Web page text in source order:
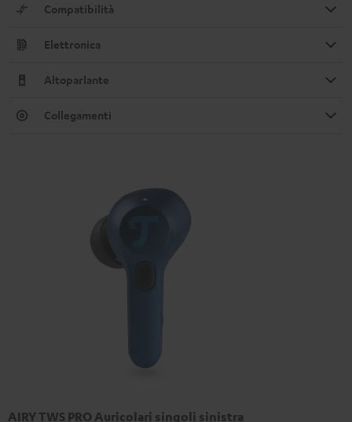
Compatibilità
Elettronica
Altoparlante
Collegamenti
AIRY TWS PRO Auricolari singoli sinistra